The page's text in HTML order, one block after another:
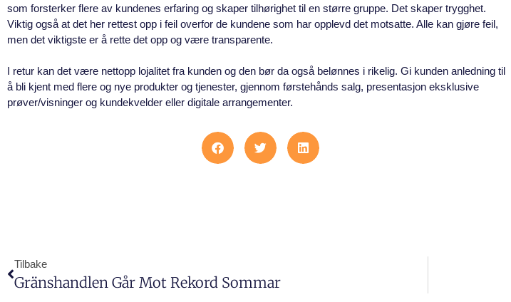
som forsterker flere av kundenes erfaring og skaper tilhørighet til en større gruppe. Det skaper trygghet.
Viktig også at det her rettest opp i feil overfor de kundene som har opplevd det motsatte. Alle kan gjøre feil,
men det viktigste er å rette det opp og være transparente.
I retur kan det være nettopp lojalitet fra kunden og den bør da også belønnes i rikelig. Gi kunden anledning til
å bli kjent med flere og nye produkter og tjenester, gjennom førstehånds salg, presentasjon eksklusive
prøver/visninger og kundekvelder eller digitale arrangementer.
Tilbake
Gränshandlen Går Mot Rekord Sommar